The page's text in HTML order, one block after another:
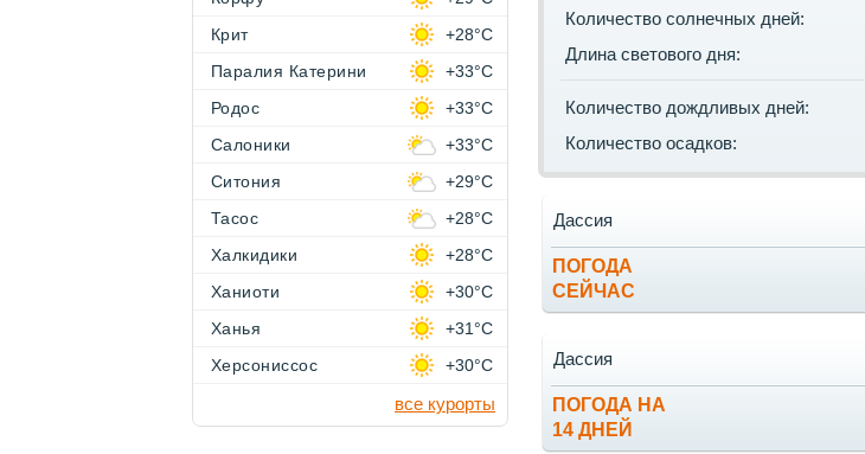
Количество солнечных дней:
Длина светового дня:
Количество дождливых дней:
Количество осадков:
ПОГОДА
СЕЙЧАС
Дассия
ПОГОДА НА
14 ДНЕЙ
Дассия
Крит
+28°C
Паралия Катерини
+33°C
Родос
+33°C
Салоники
+33°C
Ситония
+29°C
Тасос
+28°C
Халкидики
+28°C
Ханиоти
+30°C
Ханья
+31°C
Херсониссос
+30°C
все курорты